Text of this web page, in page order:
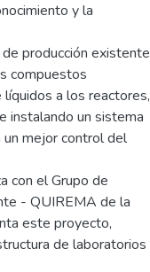
y la
producción existente
compuestos
a los reactores,
instalando un sistema
mejor control del
con el Grupo de
- QUIREMA de la
este proyecto,
de laboratorios